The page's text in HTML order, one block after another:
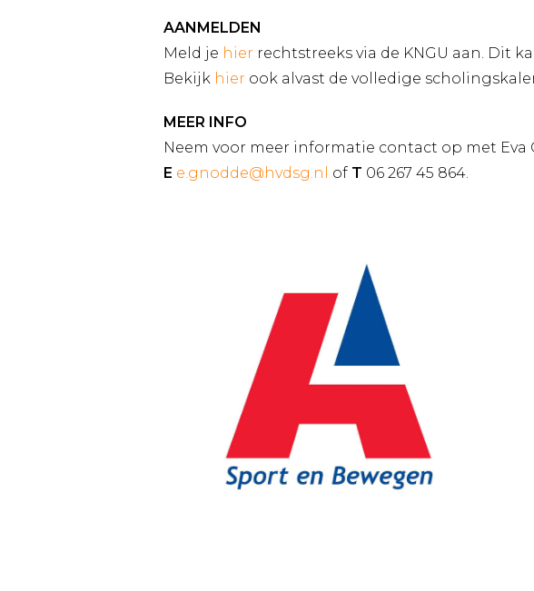
AANMELDEN
Meld je hier rechtstreeks via de KNGU aan. Dit
Bekijk hier ook alvast de volledige
MEER INFO
Neem voor meer informatie contact op met
E e.gnodde@hvdsg.nl of T 06 267 45 864.